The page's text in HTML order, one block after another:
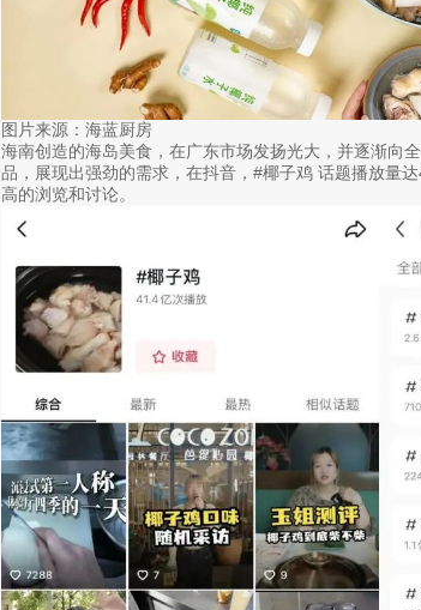
图片来源：海蓝厨房
海南创造的海岛美食，在广东市场发扬光大，并逐渐向
品，展现出强劲的需求，在抖音，#椰子鸡 话题播放量
高的浏览和讨论。